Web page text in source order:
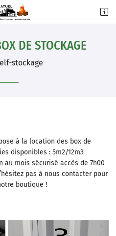

DE STOCKAGE
stockage
à la location des box de
disponibles : 5m2/12m3
au mois sécurisé accès de 7h00
pas à nous contacter pour
boutique !